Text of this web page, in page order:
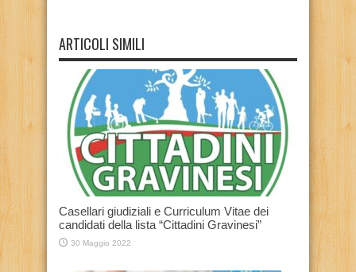
ARTICOLI SIMILI
Casellari giudiziali e Curriculum Vitae dei
candidati della lista “Cittadini Gravinesi”
30 Maggio 2022